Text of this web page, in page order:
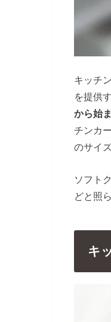
キッチ
を提供
から始
チンカ
のサイ
ソフト
どと照
キ